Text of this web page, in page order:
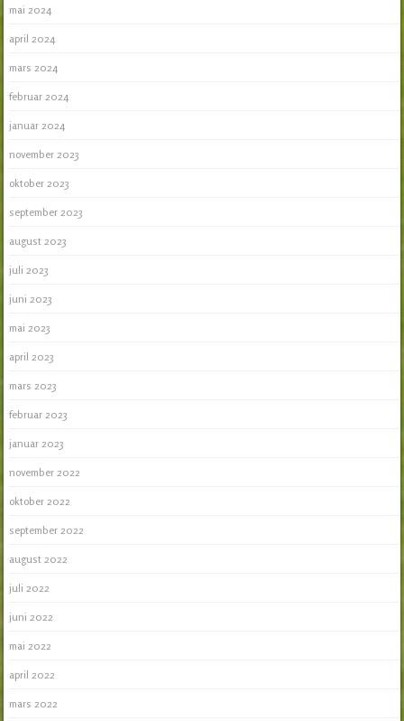
mai 2024
april 2024
mars 2024
februar 2024
januar 2024
november 2023
oktober 2023
september 2023
august 2023
juli 2023
juni 2023
mai 2023
april 2023
mars 2023
februar 2023
januar 2023
november 2022
oktober 2022
september 2022
august 2022
juli 2022
juni 2022
mai 2022
april 2022
mars 2022